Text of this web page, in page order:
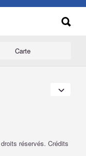
Carte
réservés. Crédits